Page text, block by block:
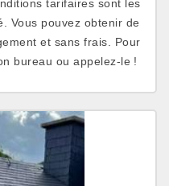
tarifaires sont les
Vous pouvez obtenir de
et sans frais. Pour
bureau ou appelez-le !